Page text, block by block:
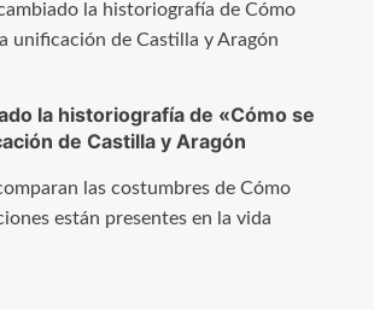
la historiografía de «Cómo se
de Castilla y Aragón